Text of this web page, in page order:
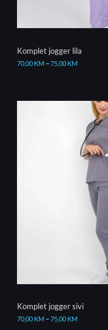
Komplet jogger lila
70,00 KM–75,00 KM
Komplet jogger sivi
70,00 KM–75,00 KM